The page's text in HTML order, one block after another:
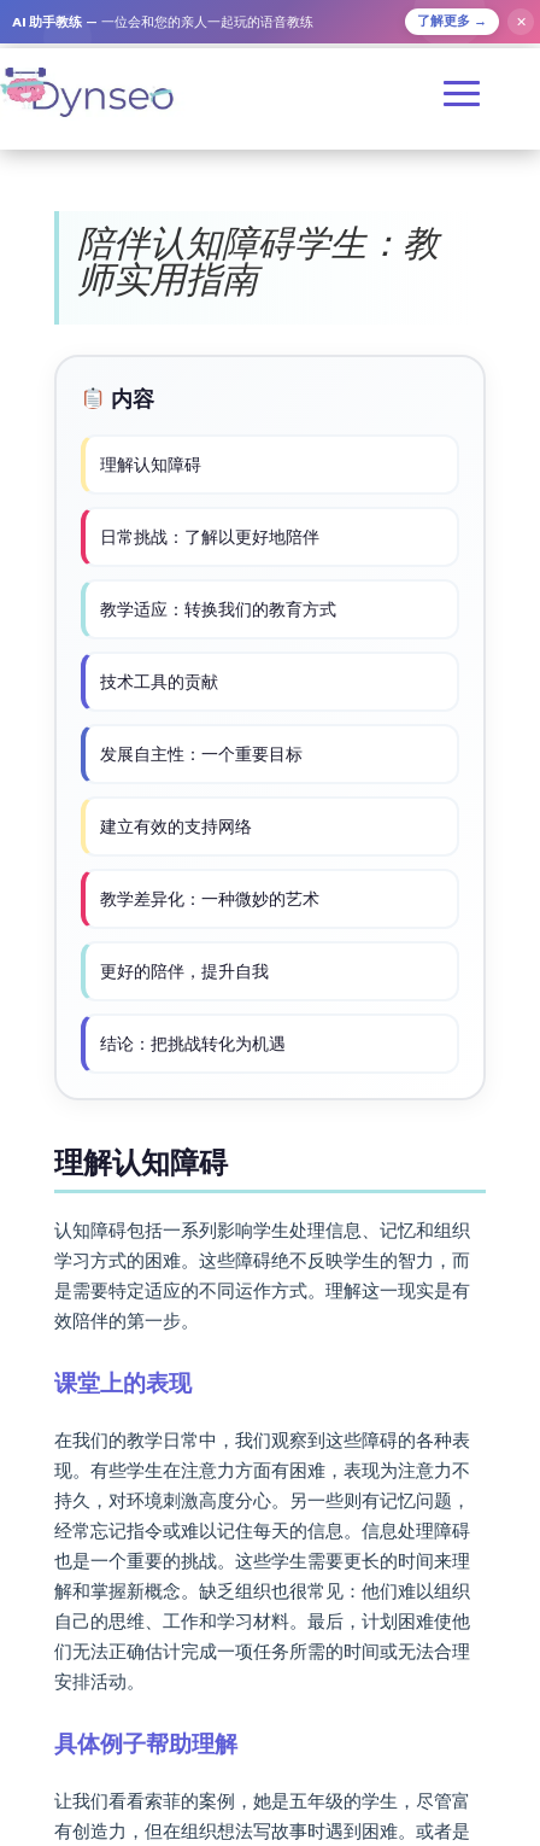
AI 助手教练 — 一位会和您的亲人一起玩的语音教练 了解更多 → ✕
陪伴认知障碍学生：教
师实用指南
内容
理解认知障碍
日常挑战：了解以更好地陪伴
教学适应：转换我们的教育方式
技术工具的贡献
发展自主性：一个重要目标
建立有效的支持网络
教学差异化：一种微妙的艺术
更好的陪伴，提升自我
结论：把挑战转化为机遇
理解认知障碍
认知障碍包括一系列影响学生处理信息、记忆和组织
学习方式的困难。这些障碍绝不反映学生的智力，而
是需要特定适应的不同运作方式。理解这一现实是有
效陪伴的第一步。
课堂上的表现
在我们的教学日常中，我们观察到这些障碍的各种表
现。有些学生在注意力方面有困难，表现为注意力不
持久，对环境刺激高度分心。另一些则有记忆问题，
经常忘记指令或难以记住每天的信息。信息处理障碍
也是一个重要的挑战。这些学生需要更长的时间来理
解和掌握新概念。缺乏组织也很常见：他们难以组织
自己的思维、工作和学习材料。最后，计划困难使他
们无法正确估计完成一项任务所需的时间或无法合理
安排活动。
具体例子帮助理解
让我们看看索菲的案例，她是五年级的学生，尽管富
有创造力，但在组织想法写故事时遇到困难。或者是